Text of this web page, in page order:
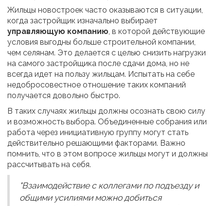
Жильцы новостроек часто оказываются в ситуации,
когда застройщик изначально выбирает
управляющую компанию, в которой действующие
условия выгодны больше строительной компании,
чем селянам. Это делается с целью снизить нагрузки
на самого застройщика после сдачи дома, но не
всегда идет на пользу жильцам. Испытать на себе
недобросовестное отношение таких компаний
получается довольно быстро.
В таких случаях жильцы должны осознать свою силу
и возможность выбора. Объединенные собрания или
работа через инициативную группу могут стать
действительно решающими факторами. Важно
помнить, что в этом вопросе жильцы могут и должны
рассчитывать на себя.
"Взаимодействие с коллегами по подъезду и
общими усилиями можно добиться